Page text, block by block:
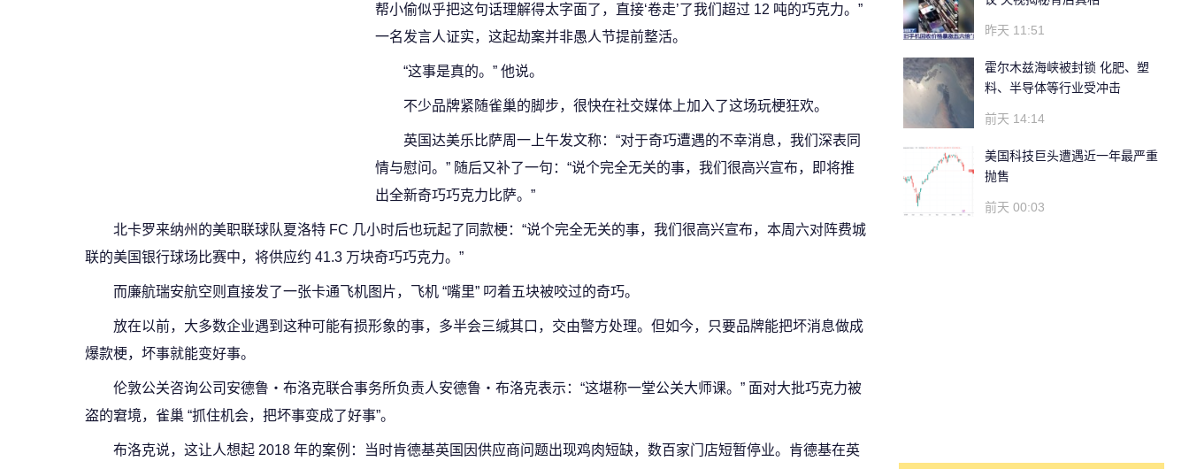
帮小偷似乎把这句话理解得太字面了，直接‘卷走’了我们超过 12 吨的巧克力。”
一名发言人证实，这起劫案并非愚人节提前整活。
“这事是真的。” 他说。
不少品牌紧随雀巢的脚步，很快在社交媒体上加入了这场玩梗狂欢。
英国达美乐比萨周一上午发文称：“对于奇巧遭遇的不幸消息，我们深表同
情与慰问。” 随后又补了一句：“说个完全无关的事，我们很高兴宣布，即将推
出全新奇巧巧克力比萨。”
北卡罗来纳州的美职联球队夏洛特 FC 几小时后也玩起了同款梗：“说个完全无关的事，我们很高兴宣布，本周六对阵费城
联的美国银行球场比赛中，将供应约 41.3 万块奇巧巧克力。”
而廉航瑞安航空则直接发了一张卡通飞机图片，飞机 “嘴里” 叼着五块被咬过的奇巧。
放在以前，大多数企业遇到这种可能有损形象的事，多半会三缄其口，交由警方处理。但如今，只要品牌能把坏消息做成
爆款梗，坏事就能变好事。
伦敦公关咨询公司安德鲁・布洛克联合事务所负责人安德鲁・布洛克表示：“这堪称一堂公关大师课。” 面对大批巧克力被
盗的窘境，雀巢 “抓住机会，把坏事变成了好事”。
布洛克说，这让人想起 2018 年的案例：当时肯德基英国因供应商问题出现鸡肉短缺，数百家门店短暂停业。肯德基在英
昨天 11:51
霍尔木兹海峡被封锁 化肥、塑
料、半导体等行业受冲击
前天 14:14
美国科技巨头遭遇近一年最严重
抛售
前天 00:03